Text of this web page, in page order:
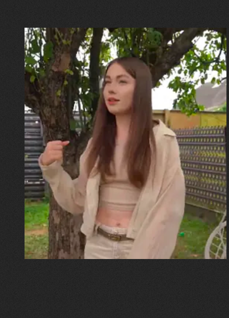
30.07.2026
Калина, Дарина та Віра Папроцькі
"Хвиля була, як від моря,
прозора і велика… Я ледве
встигла схопити племінницю"